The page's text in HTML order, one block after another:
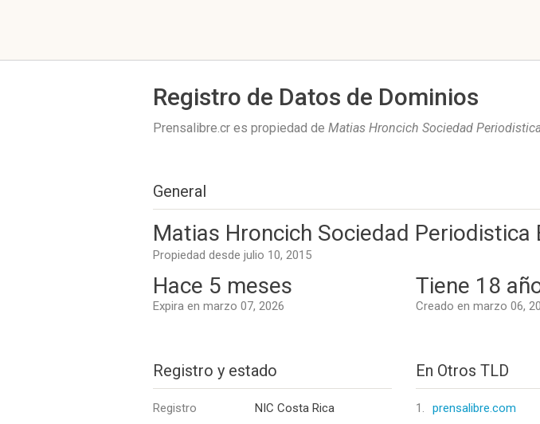
Registro de Datos de Dominios
Prensalibre.cr es propiedad de Matias Hroncich Sociedad
General
Matias Hroncich Sociedad Periodistica
Propiedad desde julio 10, 2015
Hace 5 meses
Expira en marzo 07, 2026
Tiene 18
Creado en marzo 06,
Registro y estado
Registro NIC Costa Rica
En Otros TLD
1. prensalibre.com